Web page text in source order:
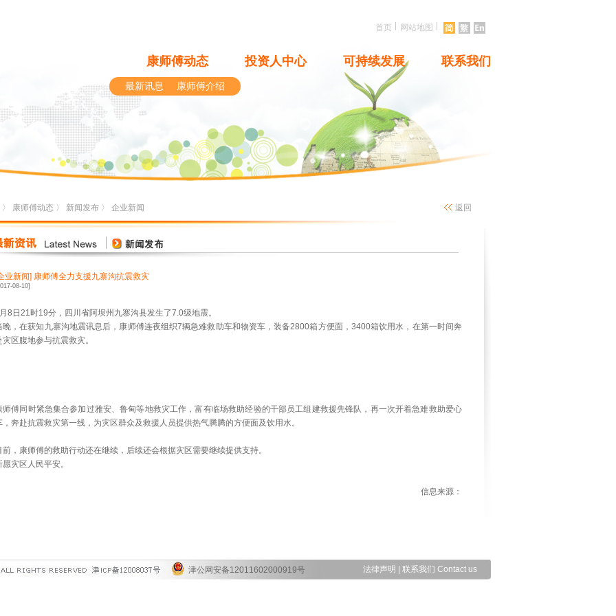
首页 网站地图
康师傅动态 投资人中心 可持续发展 联系我们
最新讯息 康师傅介绍
〉 康师傅动态 〉 新闻发布 〉 企业新闻 返回
业新闻] 康师傅全力支援九寨沟抗震救灾
08-10]
8日21时19分，四川省阿坝州九寨沟县发生了7.0级地震。
晚，在获知九寨沟地震讯息后，康师傅连夜组织7辆急难救助车和物资车，装备2800箱方便面，3400箱饮用水，在第一时间奔
灾区腹地参与抗震救灾。
师傅同时紧急集合参加过雅安、鲁甸等地救灾工作，富有临场救助经验的干部员工组建救援先锋队，再一次开着急难救助爱心
，奔赴抗震救灾第一线，为灾区群众及救援人员提供热气腾腾的方便面及饮用水。
前，康师傅的救助行动还在继续，后续还会根据灾区需要继续提供支持。
愿灾区人民平安。
信息来源：
津公网安备12011602000919号 法律声明 联系我们 Contact us